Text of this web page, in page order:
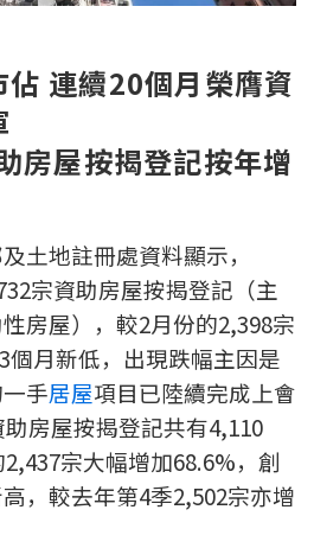
連續20個月榮膺資
房屋按揭登記按年增
土地註冊處資料顯示，
宗資助房屋按揭登記（主
房屋），較2月份的2,398宗
個月新低，出現跌幅主因是
手居屋項目已陸續完成上會
房屋按揭登記共有4,110
宗大幅增加68.6%，創
，較去年第4季2,502宗亦增